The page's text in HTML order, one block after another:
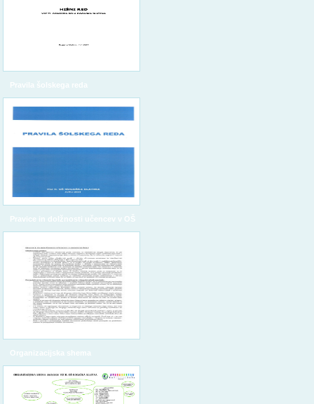
Pravila šolskega reda
Pravice in dolžnosti učencev v OŠ
Organizacijska shema